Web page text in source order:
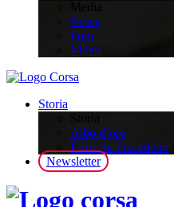
News
Foto
Video
Storia
Albo d’oro
Edizioni Precedenti
Newsletter